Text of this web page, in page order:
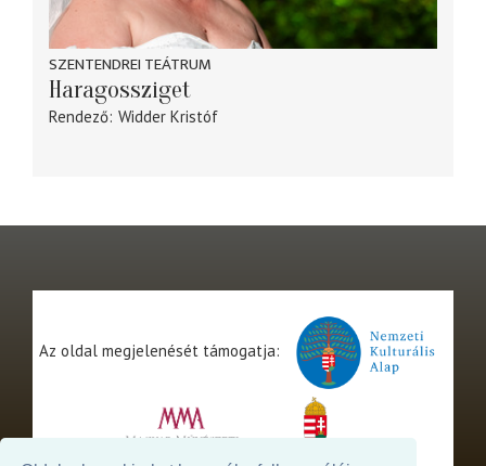
SZENTENDREI TEÁTRUM
Haragossziget
Rendező Widder Kristóf
Az oldal megjelenését támogatja: